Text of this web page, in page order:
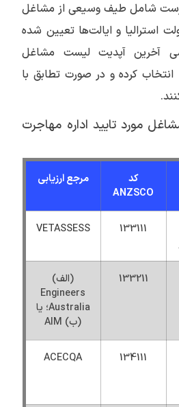
شامل طیف وسیعی از مشاغل
استرالیا و ایالت‌ها تعیین شده
آخرین آپدیت لیست مشاغل
انتخاب کرده و در صورت تطابق با
مورد تایید اداره مهاجرت
کد
ANZSCO
مرجع ارزیابی
133111
VETASSESS
133211
(الف)
Engineers
Australia؛ یا
(ب) AIM
134111
ACECQA